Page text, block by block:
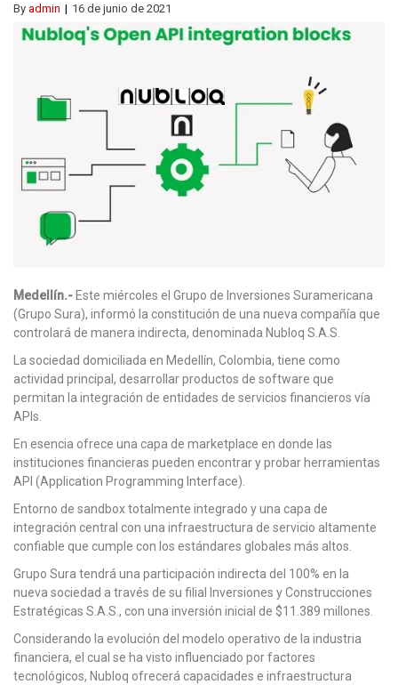
By admin 16 de junio de 2021
Medellín.- Este miércoles el Grupo de Inversiones Suramericana
(Grupo Sura), informó la constitución de una nueva compañía que
controlará de manera indirecta, denominada Nubloq S.A.S.
La sociedad domiciliada en Medellín, Colombia, tiene como
actividad principal, desarrollar productos de software que
permitan la integración de entidades de servicios financieros vía
APIs.
En esencia ofrece una capa de marketplace en donde las
instituciones financieras pueden encontrar y probar herramientas
API (Application Programming Interface).
Entorno de sandbox totalmente integrado y una capa de
integración central con una infraestructura de servicio altamente
confiable que cumple con los estándares globales más altos.
Grupo Sura tendrá una participación indirecta del 100% en la
nueva sociedad a través de su filial Inversiones y Construcciones
Estratégicas S.A.S., con una inversión inicial de $11.389 millones.
Considerando la evolución del modelo operativo de la industria
financiera, el cual se ha visto influenciado por factores
tecnológicos, Nubloq ofrecerá capacidades e infraestructura